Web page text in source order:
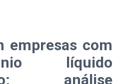
empresas com
líquido
análise